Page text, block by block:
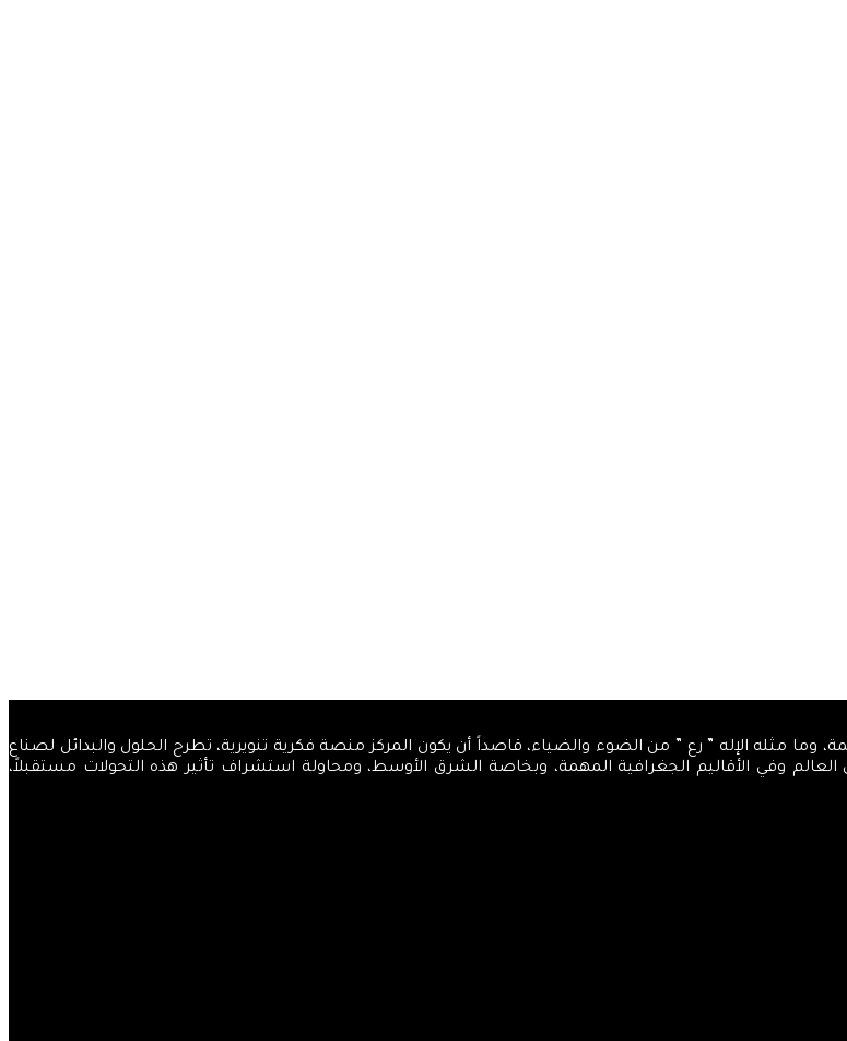
الحضارة المصرية القديمة، وما مثله الإله ” رع ” من الضوء والضياء، قاصداً أن يكون المركز منصة فكرية تنويرية، تطرح الحلول والبدائل لصناع
العالم وفي الأقاليم الجغرافية المهمة، وبخاصة الشرق الأوسط، ومحاولة استشراف تأثير هذه التحولات مستقبلاً،